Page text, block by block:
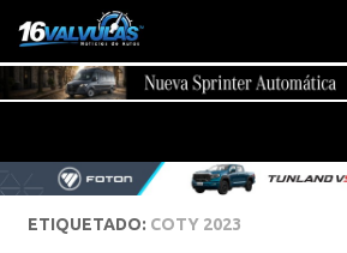
Saltar al contenido
ETIQUETADO: COTY 2023